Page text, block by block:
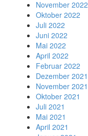
November 2022
Oktober 2022
Juli 2022
Juni 2022
Mai 2022
April 2022
Februar 2022
Dezember 2021
November 2021
Oktober 2021
Juli 2021
Mai 2021
April 2021